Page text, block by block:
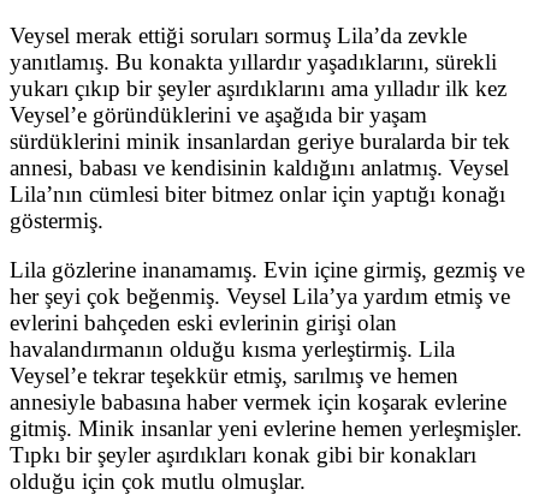
Veysel merak ettiği soruları sormuş Lila’da zevkle
yanıtlamış. Bu konakta yıllardır yaşadıklarını, sürekli
yukarı çıkıp bir şeyler aşırdıklarını ama yılladır ilk kez
Veysel’e göründüklerini ve aşağıda bir yaşam
sürdüklerini minik insanlardan geriye buralarda bir tek
annesi, babası ve kendisinin kaldığını anlatmış. Veysel
Lila’nın cümlesi biter bitmez onlar için yaptığı konağı
göstermiş.
Lila gözlerine inanamamış. Evin içine girmiş, gezmiş ve
her şeyi çok beğenmiş. Veysel Lila’ya yardım etmiş ve
evlerini bahçeden eski evlerinin girişi olan
havalandırmanın olduğu kısma yerleştirmiş. Lila
Veysel’e tekrar teşekkür etmiş, sarılmış ve hemen
annesiyle babasına haber vermek için koşarak evlerine
gitmiş. Minik insanlar yeni evlerine hemen yerleşmişler.
Tıpkı bir şeyler aşırdıkları konak gibi bir konakları
olduğu için çok mutlu olmuşlar.